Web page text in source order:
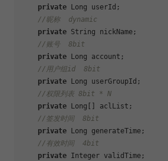
private Long userId;
//昵称  dynamic
private String nickName;
//账号  8bit
private Long account;
//用户组id  8bit
private Long userGroupId;
//权限列表 8bit * N
private Long[] aclList;
//签发时间  8bit
private Long generateTime;
//有效时间  4bit
private Integer validTime;